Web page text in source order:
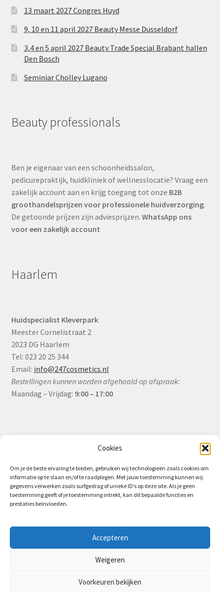
Cookies
Om je de beste ervaring te bieden, gebruiken wij technologieën zoals cookies om
informatie op te slaan en/of te raadplegen. Met jouw toestemming kunnen wij
gegevens verwerken zoals surfgedrag of unieke ID’s op deze site. Als je geen
toestemming geeft of je toestemming intrekt, kan dit bepaalde functies en
prestaties beïnvloeden.
Accepteren
Weigeren
Voorkeuren bekijken
13 maart 2027 Congres Huyd
9, 10 en 11 april 2027 Beauty Messe Dusseldorf
3,4 en 5 april 2027 Beauty Trade Special Brabant hallen
Den Bosch
Seminiar Cholley Lugano
Beauty professionals
Ben je eigenaar van een schoonheidssalon,
pedicurepraktijk, huidkliniek of wellnesslocatie? Vraag een
zakelijk account aan en krijg toegang tot onze B2B
groothandelsprijzen voor professionele huidverzorging.
De getoonde prijzen zijn adviesprijzen. WhatsApp ons
voor een zakelijk account
Haarlem
Huidspecialist Kleverpark
Meester Cornelistraat 2
2023 DG Haarlem
Tel: 023 20 25 344
Email: info@247cosmetics.nl
Bestellingen kunnen worden afgehaald op afspraak:
Maandag – Vrijdag: 9:00 – 17:00
Algemene Voorwaarden (B2B)
Privacy & Cookiebeleid